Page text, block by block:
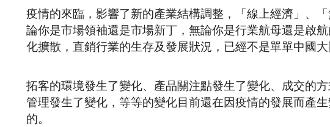
疫情的來臨，影響了新的產業結構調整，「線上經濟」、
論你是市場領袖還是市場新丁，無論你是行業航母還是啟
化擴散，直銷行業的生存及發展狀況，已經不是單單中國
拓客的環境發生了變化、產品關注點發生了變化、成交的
管理發生了變化，等等的變化目前還在因疫情的發展而產
的。